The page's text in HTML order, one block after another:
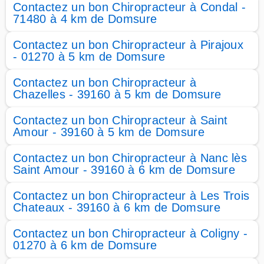
Contactez un bon Chiropracteur à Condal -
71480 à 4 km de Domsure
Contactez un bon Chiropracteur à Pirajoux
- 01270 à 5 km de Domsure
Contactez un bon Chiropracteur à
Chazelles - 39160 à 5 km de Domsure
Contactez un bon Chiropracteur à Saint
Amour - 39160 à 5 km de Domsure
Contactez un bon Chiropracteur à Nanc lès
Saint Amour - 39160 à 6 km de Domsure
Contactez un bon Chiropracteur à Les Trois
Chateaux - 39160 à 6 km de Domsure
Contactez un bon Chiropracteur à Coligny -
01270 à 6 km de Domsure